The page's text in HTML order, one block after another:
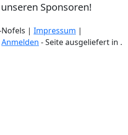
Sponsoren!
| Impressum |
Anmelden - Seite ausgeliefert in .